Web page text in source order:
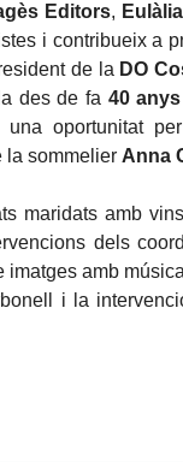
Editors,
i contribueix a
de la DO
des de fa 40 anys
oportunitat per
la sommelier Anna
maridats amb
dels
amb
i la